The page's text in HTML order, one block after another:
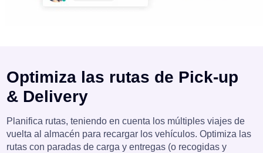
Optimiza las rutas de Pick-up
& Delivery
Planifica rutas, teniendo en cuenta los múltiples viajes de
vuelta al almacén para recargar los vehículos. Optimiza las
rutas con paradas de carga y entregas (o recogidas y